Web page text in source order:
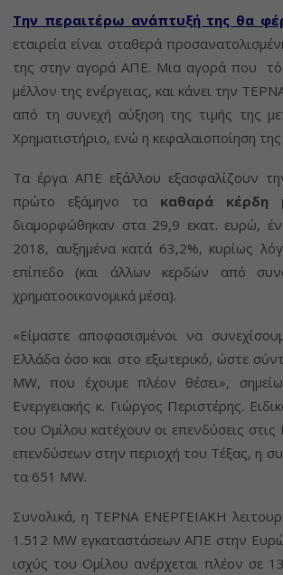
Την περαιτέρω ανάπτυξή της θα
εταιρεία είναι σταθερά
της στην αγορά ΑΠΕ. Μια αγορά που
μέλλον της ενέργειας, και κάνει την
από τη συνεχή αύξηση της τιμής της
Χρηματιστήριο, ενώ η κεφαλαιοποίηση
Τα έργα ΑΠΕ εξάλλου εξασφαλίζουν
πρώτο εξάμηνο τα καθαρά κέρδη
διαμορφώθηκαν στα 29,9 εκατ. ευρώ,
2018, αυξημένα κατά 63,2%, κυρίως
επίπεδο (και άλλων κερδών από
χρηματοοικονομικά μέσα).
«Είμαστε αποφασισμένοι να
Ελλάδα όσο και στο εξωτερικό, ώστε
MW, που έχουμε πλέον θέσει»,
Ενεργειακής κ. Γιώργος Περιστέρης.
του Ομίλου κατέχουν οι επενδύσεις
επενδύσεων στην περιοχή του Τέξας, η
τα 651 MW.
Συνολικά, η ΤΕΡΝΑ ΕΝΕΡΓΕΙΑΚΗ
1.512 MW εγκαταστάσεων ΑΠΕ στην
ισχύς του Ομίλου ανέρχεται πλέον σε